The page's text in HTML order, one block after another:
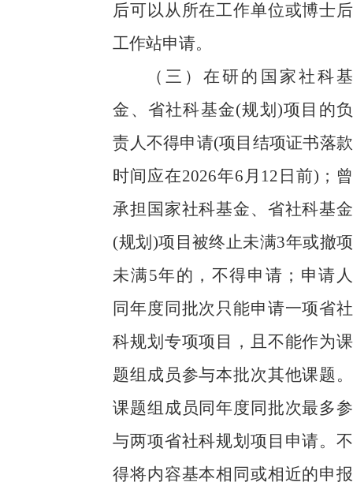
后可以从所在工作单位或博士后
工作站申请。
（三）在研的国家社科基
金、省社科基金(规划)项目的负
责人不得申请(项目结项证书落款
时间应在2026年6月12日前) ； 曾
承担国家社科基金、省社科基金
(规划)项目被终止未满3年或撤项
未满5年的，不得申请 ； 申请人
同年度同批次只能申请一项省社
科规划专项项目，且不能作为课
题组成员参与本批次其他课题。
课题组成员同年度同批次最多参
与两项省社科规划项目申请。不
得将内容基本相同或相近的申报